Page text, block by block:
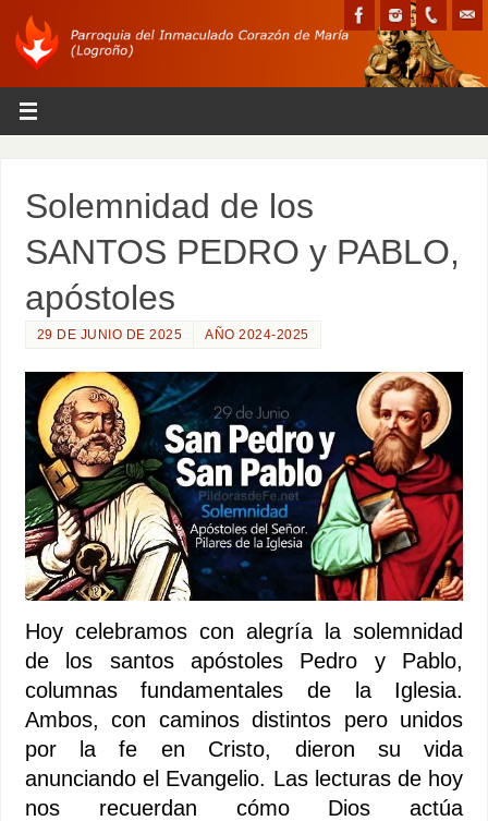
Solemnidad de los
SANTOS PEDRO y PABLO,
apóstoles
29 DE JUNIO DE 2025 AÑO 2024-2025
Hoy celebramos con alegría la solemnidad
de los santos apóstoles Pedro y Pablo,
columnas fundamentales de la Iglesia.
Ambos, con caminos distintos pero unidos
por la fe en Cristo, dieron su vida
anunciando el Evangelio. Las lecturas de hoy
nos recuerdan cómo Dios actúa